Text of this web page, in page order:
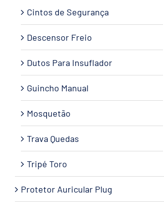
Cintos de Segurança
Descensor Freio
Dutos Para Insuflador
Guincho Manual
Mosquetão
Trava Quedas
Tripé Toro
Protetor Auricular Plug